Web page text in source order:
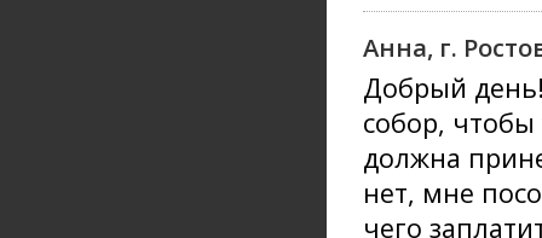
Анна, г.
Добрый
собор, чтобы
должна
нет, мне
чего